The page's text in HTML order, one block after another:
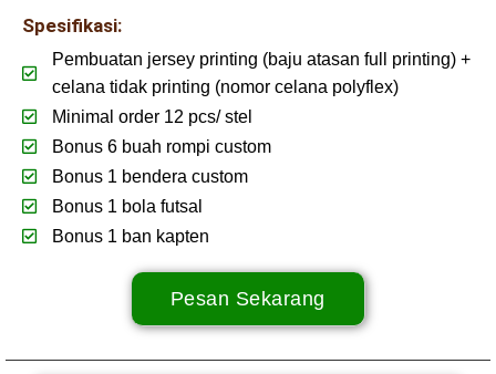
Spesifikasi:
Pembuatan jersey printing (baju atasan full printing) +
celana tidak printing (nomor celana polyflex)
Minimal order 12 pcs/ stel
Bonus 6 buah rompi custom
Bonus 1 bendera custom
Bonus 1 bola futsal
Bonus 1 ban kapten
Pesan Sekarang